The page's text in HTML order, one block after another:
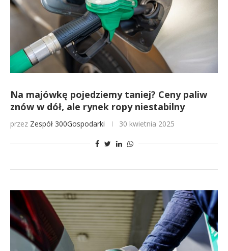
Na majówkę pojedziemy taniej? Ceny paliw
znów w dół, ale rynek ropy niestabilny
przez Zespół 300Gospodarki 30 kwietnia 2025